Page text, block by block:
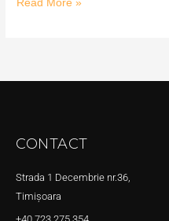
Read More »
CONTACT
Strada 1 Decembrie nr.36,
Timișoara